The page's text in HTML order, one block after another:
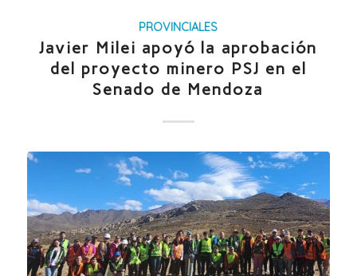
PROVINCIALES
Javier Milei apoyó la aprobación
del proyecto minero PSJ en el
Senado de Mendoza